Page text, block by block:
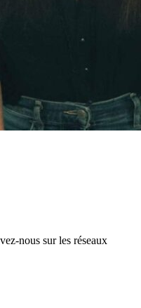
nous sur les réseaux